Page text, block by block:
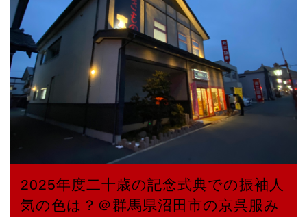
2025年度二十歳の記念式典での振袖人
気の色は？＠群馬県沼田市の京呉服み